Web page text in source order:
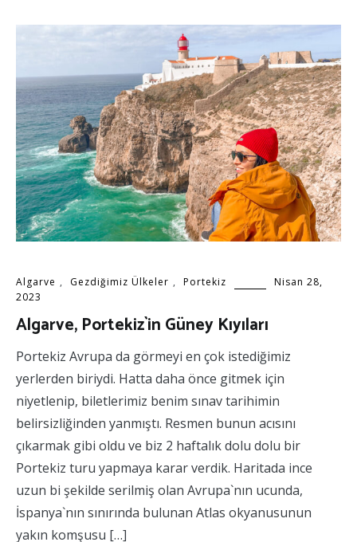
Algarve , Gezdiğimiz Ülkeler , Portekiz
Nisan 28,
2023
Algarve, Portekiz`in Güney Kıyıları
Portekiz Avrupa da görmeyi en çok istediğimiz
yerlerden biriydi. Hatta daha önce gitmek için
niyetlenip, biletlerimiz benim sınav tarihimin
belirsizliğinden yanmıştı. Resmen bunun acısını
çıkarmak gibi oldu ve biz 2 haftalık dolu dolu bir
Portekiz turu yapmaya karar verdik. Haritada ince
uzun bi şekilde serilmiş olan Avrupa`nın ucunda,
İspanya`nın sınırında bulunan Atlas okyanusunun
yakın komşusu […]